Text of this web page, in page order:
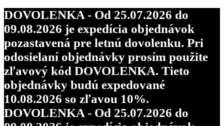
DOVOLENKA - Od 25.07.2026 do
09.08.2026 je expedícia objednávok
pozastavená pre letnú dovolenku. Pri
odosielaní objednávky prosím použite
zľavový kód DOVOLENKA. Tieto
objednávky budú expedované
10.08.2026 so zľavou 10%.
DOVOLENKA - Od 25.07.2026 do